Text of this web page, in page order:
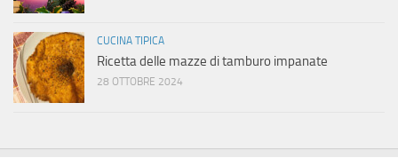
CUCINA TIPICA
Ricetta delle mazze di tamburo impanate
28 OTTOBRE 2024